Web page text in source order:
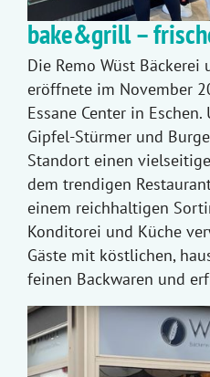
bake&grill –
Die Remo Wüst Bäckerei
eröffnete im November
Essane Center in
Gipfel-Stürmer und
Standort einen
dem trendigen
einem reichhaltigen
Konditorei und Küche
Gäste mit köstlichen,
feinen Backwaren und